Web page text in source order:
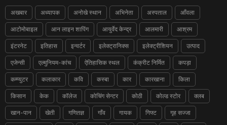
अखबार अध्यापक अनोखे स्थान अभिनेता अस्पताल आँवला
आटोमोबाइल आन लाइन शापिंग आयुर्वेद केन्द्र आलमारी आश्रम
इंटरनेट इतिहास इन्वर्टर इलेक्ट्रानिक्स इलेक्ट्रीशियन उत्पाद
एजेन्सी एल्मुनियम-कांच ऐतिहासिक स्थल कंक्रीट निर्मित कपड़ा
कम्प्युटर कलाकार कवि कस्बा कार कारखाना किला
किसान केक कॉलेज कोचिंग सेन्टर कोठी कोल्ड स्टोर क्लब
खान-पान खेती गणितज्ञ गाँव गायक गिफ्ट गृह सज्जा